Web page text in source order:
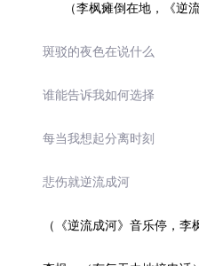
（李枫瘫倒在地，《逆流
斑驳的夜色在说什么
谁能告诉我如何选择
每当我想起分离时刻
悲伤就逆流成河
（《逆流成河》音乐停，李